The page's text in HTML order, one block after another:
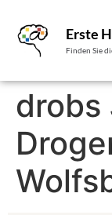
Erste
Finden Sie
drobs